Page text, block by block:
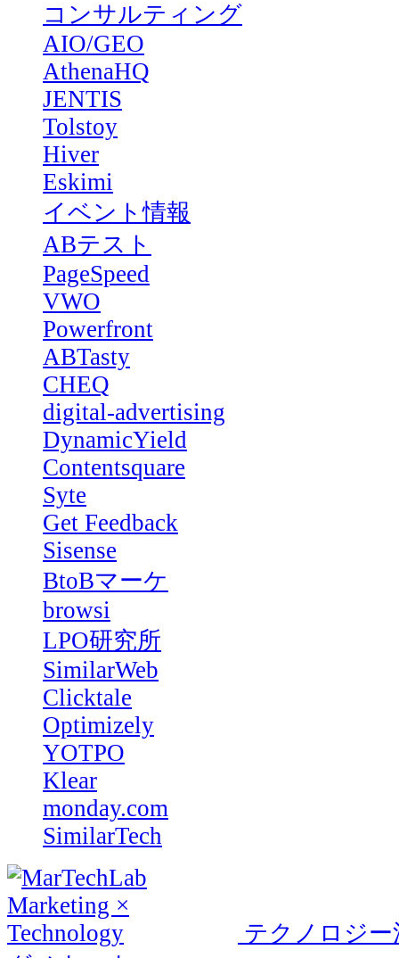
コンサルティング
AIO/GEO
AthenaHQ
JENTIS
Tolstoy
Hiver
Eskimi
イベント情報
ABテスト
PageSpeed
VWO
Powerfront
ABTasty
CHEQ
digital-advertising
DynamicYield
Contentsquare
Syte
Get Feedback
Sisense
BtoBマーケ
browsi
LPO研究所
SimilarWeb
Clicktale
Optimizely
YOTPO
Klear
monday.com
SimilarTech
テクノロジ